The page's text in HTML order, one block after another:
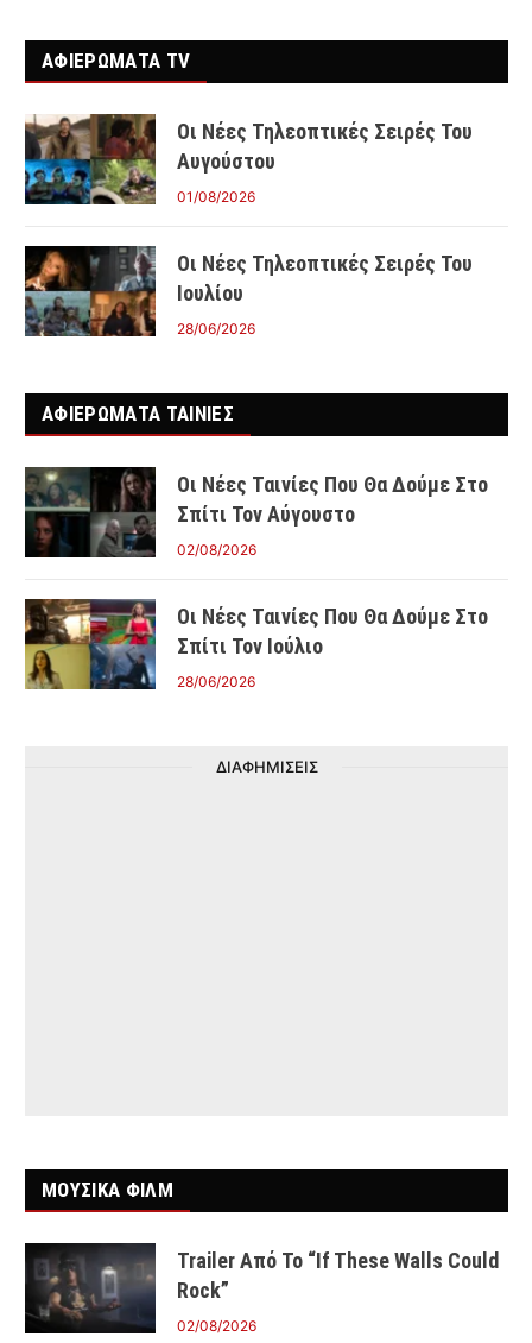
ΑΦΙΕΡΩΜΑΤΑ TV
Οι Νέες Τηλεοπτικές Σειρές Του
Αυγούστου
01/08/2026
Οι Νέες Τηλεοπτικές Σειρές Του
Ιουλίου
28/06/2026
ΑΦΙΕΡΩΜΑΤΑ ΤΑΙΝΊΕΣ
Οι Νέες Ταινίες Που Θα Δούμε Στο
Σπίτι Τον Αύγουστο
02/08/2026
Οι Νέες Ταινίες Που Θα Δούμε Στο
Σπίτι Τον Ιούλιο
28/06/2026
ΔΙΑΦΗΜΙΣΕΙΣ
ΜΟΥΣΙΚΑ ΦΙΛΜ
Trailer Από Το “If These Walls Could
Rock”
02/08/2026